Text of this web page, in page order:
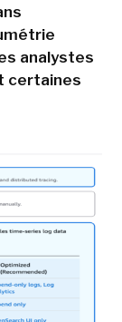
analystes
certaines